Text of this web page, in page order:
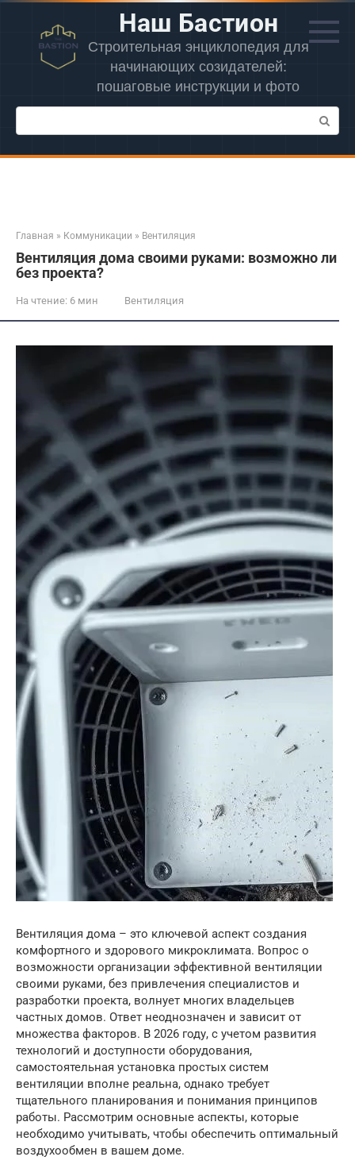
Перейти
контенту
Наш Бастион
Строительная энциклопедия для
начинающих созидателей:
пошаговые инструкции и фото
Поиск:
Главная » Коммуникации » Вентиляция
Вентиляция дома своими руками: возможно ли
без проекта?
На чтение: 6 мин Вентиляция
Вентиляция дома – это ключевой аспект создания
комфортного и здорового микроклимата. Вопрос о
возможности организации эффективной вентиляции
своими руками, без привлечения специалистов и
разработки проекта, волнует многих владельцев
частных домов. Ответ неоднозначен и зависит от
множества факторов. В 2026 году, с учетом развития
технологий и доступности оборудования,
самостоятельная установка простых систем
вентиляции вполне реальна, однако требует
тщательного планирования и понимания принципов
работы. Рассмотрим основные аспекты, которые
необходимо учитывать, чтобы обеспечить оптимальный
воздухообмен в вашем доме.